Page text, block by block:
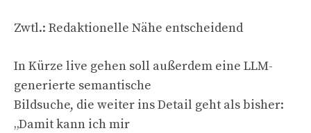
Zwtl.: Redaktionelle Nähe entscheidend
In Kürze live gehen soll außerdem eine LLM-
generierte semantische
Bildsuche, die weiter ins Detail geht als bisher:
„Damit kann ich mir